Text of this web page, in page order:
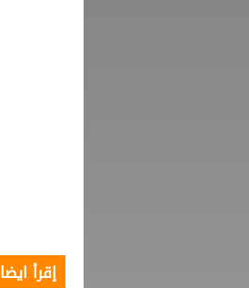
إقرأ ايضا